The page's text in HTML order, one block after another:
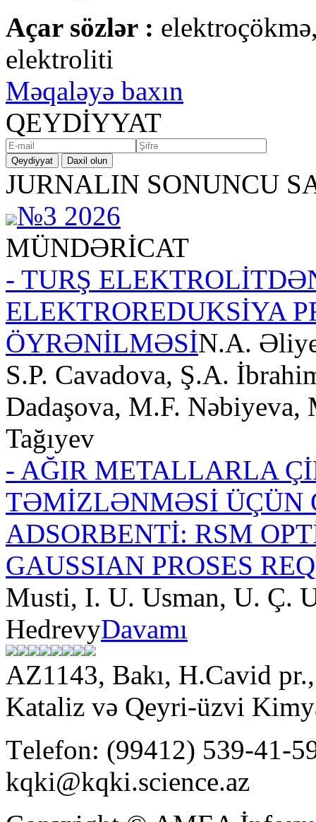
Açar sözlər :
elektroliti
Məqaləyə baxın
QEYDİYYAT
Qeydiyyat Daxil olun
JURNALIN SONUNCU
№3 2026
MÜNDƏRİCAT
- TURŞ
ELEKTROREDUKSİYA
ÖYRƏNİLMƏSİN.A.
S.P. Cavadova, Ş.A.
Dadaşova, M.F.
Tağıyev
- AĞIR METALLARLA
TƏMİZLƏNMƏSİ ÜÇÜN
ADSORBENTİ: RSM
GAUSSIAN PROSES
Musti, I. U. Usman, U. Ç.
HedrevyDavamı
AZ1143, Bakı, H.Cavid
Kataliz və Qeyri-üzvi
Тelefon: (99412) 539-41-
kqki@kqki.science.az